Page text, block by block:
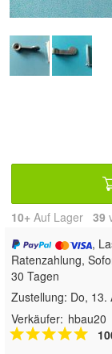
10+ Auf Lager 39
,
Ratenzahlung,
30 Tagen
Zustellung: Do, 13.
Verkäufer: hbau20